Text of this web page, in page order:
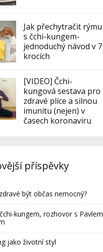
Jak přechytračit rýmu
s čchi-kungem-
jednoduchý návod v 7
krocích
[VIDEO] Čchi-
kungová sestava pro
zdravé plíce a silnou
imunitu (nejen) v
časech koronaviru
příspěvky
být občas nemocný?
kungem, rozhovor s Pavlem
jako životní styl